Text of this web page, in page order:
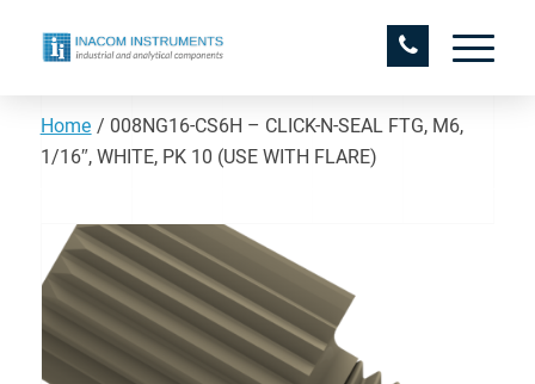
Home / 008NG16-CS6H – CLICK-N-SEAL FTG, M6,
1/16″, WHITE, PK 10 (USE WITH FLARE)